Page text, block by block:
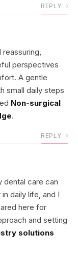
REPLY
perspectives
A gentle
small daily steps
Non-surgical
.
REPLY
care can
daily life, and I
here for
and setting
solutions